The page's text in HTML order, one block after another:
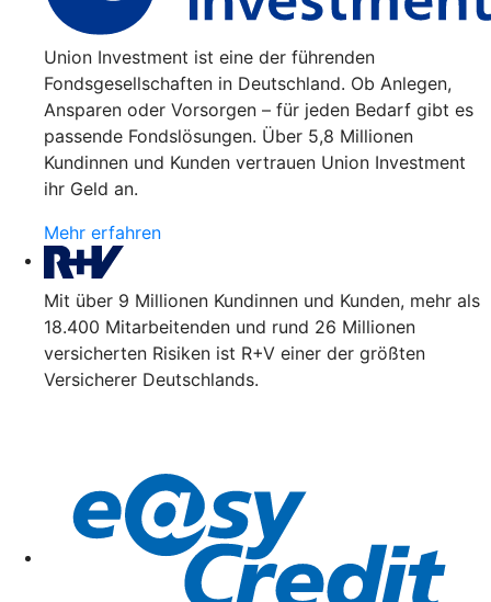
Union Investment ist eine der führenden
Fondsgesellschaften in Deutschland. Ob Anlegen,
Ansparen oder Vorsorgen – für jeden Bedarf gibt es
passende Fondslösungen. Über 5,8 Millionen
Kundinnen und Kunden vertrauen Union Investment
ihr Geld an.
Mehr erfahren
Mit über 9 Millionen Kundinnen und Kunden, mehr als
18.400 Mitarbeitenden und rund 26 Millionen
versicherten Risiken ist R+V einer der größten
Versicherer Deutschlands.